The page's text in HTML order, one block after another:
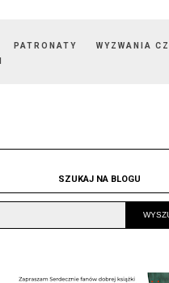
PATRONATY WYZWANIA
SZUKAJ NA BLOGU